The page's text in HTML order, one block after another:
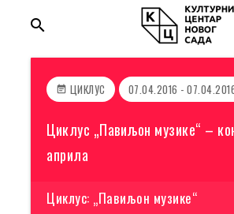
search
event_note ЦИКЛУС 07.04.2016 -
Циклус „Павиљон музике“ –
априла
Циклус: „Павиљон музике“